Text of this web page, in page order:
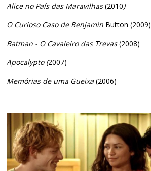
Alice no País das Maravilhas(2010)
O Curioso Caso de Benjamin Button (2009)
Batman - O Cavaleiro das Trevas(2008)
Apocalypto (2007)
Memórias de uma Gueixa(2006)